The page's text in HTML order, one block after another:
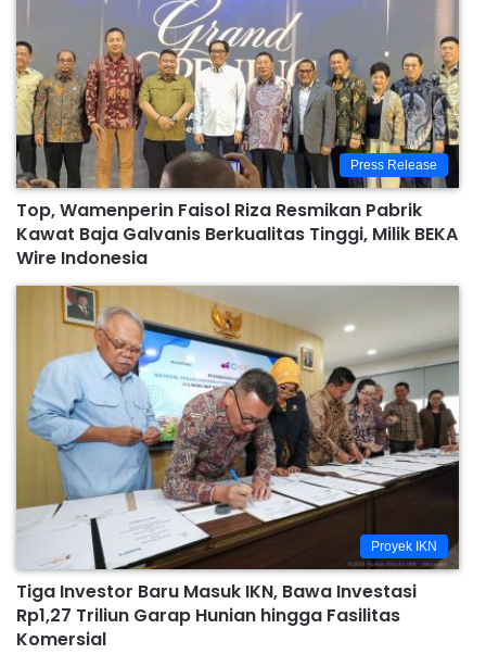
Press Release
Top, Wamenperin Faisol Riza Resmikan Pabrik
Kawat Baja Galvanis Berkualitas Tinggi, Milik BEKA
Wire Indonesia
Proyek IKN
Tiga Investor Baru Masuk IKN, Bawa Investasi
Rp1,27 Triliun Garap Hunian hingga Fasilitas
Komersial